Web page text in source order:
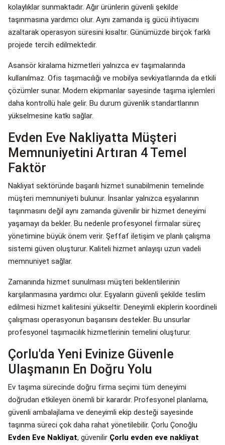
kolaylıklar sunmaktadır. Ağır ürünlerin güvenli şekilde
taşınmasına yardımcı olur. Aynı zamanda iş gücü ihtiyacını
azaltarak operasyon süresini kısaltır. Günümüzde birçok farklı
projede tercih edilmektedir.
Asansör kiralama hizmetleri yalnızca ev taşımalarında
kullanılmaz. Ofis taşımacılığı ve mobilya sevkiyatlarında da etkili
çözümler sunar. Modern ekipmanlar sayesinde taşıma işlemleri
daha kontrollü hale gelir. Bu durum güvenlik standartlarının
yükselmesine katkı sağlar.
Evden Eve Nakliyatta Müşteri
Memnuniyetini Artıran 4 Temel
Faktör
Nakliyat sektöründe başarılı hizmet sunabilmenin temelinde
müşteri memnuniyeti bulunur. İnsanlar yalnızca eşyalarının
taşınmasını değil aynı zamanda güvenilir bir hizmet deneyimi
yaşamayı da bekler. Bu nedenle profesyonel firmalar süreç
yönetimine büyük önem verir. Şeffaf iletişim ve planlı çalışma
sistemi güven oluşturur. Kaliteli hizmet anlayışı uzun vadeli
memnuniyet sağlar.
Zamanında hizmet sunulması müşteri beklentilerinin
karşılanmasına yardımcı olur. Eşyaların güvenli şekilde teslim
edilmesi hizmet kalitesini yükseltir. Deneyimli ekiplerin koordineli
çalışması operasyonun başarısını destekler. Bu unsurlar
profesyonel taşımacılık hizmetlerinin temelini oluşturur.
Çorlu'da Yeni Evinize Güvenle
Ulaşmanın En Doğru Yolu
Ev taşıma sürecinde doğru firma seçimi tüm deneyimi
doğrudan etkileyen önemli bir karardır. Profesyonel planlama,
güvenli ambalajlama ve deneyimli ekip desteği sayesinde
taşınma süreci çok daha rahat yönetilebilir. Çorlu Çonoğlu
Evden Eve Nakliyat, güvenilir Çorlu evden eve nakliyat